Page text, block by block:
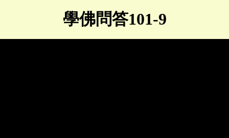
學佛問答101-9